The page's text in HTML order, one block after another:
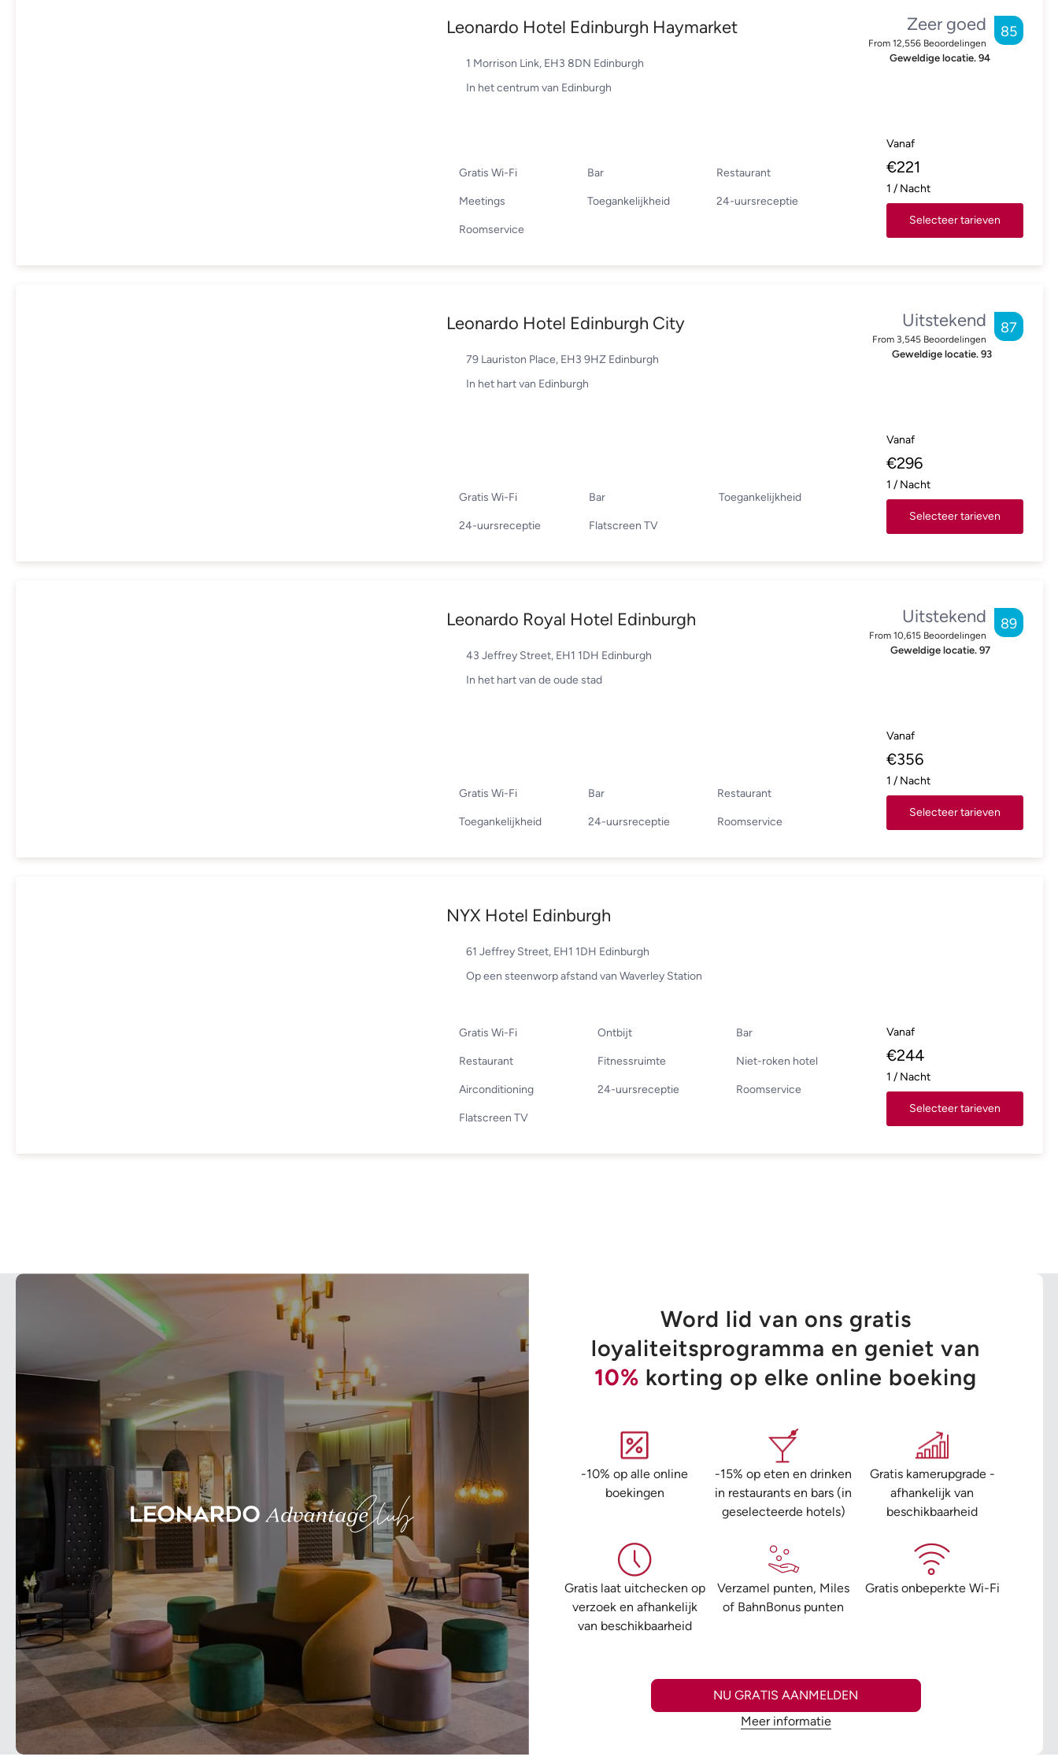
Leonardo Hotel Edinburgh Haymarket
1 Morrison Link, EH3 8DN Edinburgh
In het centrum van Edinburgh
Zeer goed
From 12,556 Beoordelingen
85
Geweldige locatie. 94
Gratis Wi-Fi Bar Restaurant
Meetings Toegankelijkheid 24-uursreceptie
Roomservice
Vanaf
€221
1 / Nacht
Selecteer tarieven
Leonardo Hotel Edinburgh City
79 Lauriston Place, EH3 9HZ Edinburgh
In het hart van Edinburgh
Uitstekend
From 3,545 Beoordelingen
87
Geweldige locatie. 93
Gratis Wi-Fi Bar Toegankelijkheid
24-uursreceptie Flatscreen TV
Vanaf
€296
1 / Nacht
Selecteer tarieven
Leonardo Royal Hotel Edinburgh
43 Jeffrey Street, EH1 1DH Edinburgh
In het hart van de oude stad
Uitstekend
From 10,615 Beoordelingen
89
Geweldige locatie. 97
Gratis Wi-Fi Bar Restaurant
Toegankelijkheid 24-uursreceptie Roomservice
Vanaf
€356
1 / Nacht
Selecteer tarieven
NYX Hotel Edinburgh
61 Jeffrey Street, EH1 1DH Edinburgh
Op een steenworp afstand van Waverley Station
Gratis Wi-Fi Ontbijt Bar
Restaurant Fitnessruimte Niet-roken hotel
Airconditioning 24-uursreceptie Roomservice
Flatscreen TV
Vanaf
€244
1 / Nacht
Selecteer tarieven
Word lid van ons gratis
loyaliteitsprogramma en geniet van
10% korting op elke online boeking
-10% op alle online
boekingen
-15% op eten en drinken
in restaurants en bars (in
geselecteerde hotels)
Gratis kamerupgrade -
afhankelijk van
beschikbaarheid
Gratis laat uitchecken op
verzoek en afhankelijk
van beschikbaarheid
Verzamel punten, Miles
of BahnBonus punten
Gratis onbeperkte Wi-Fi
NU GRATIS AANMELDEN
Meer informatie